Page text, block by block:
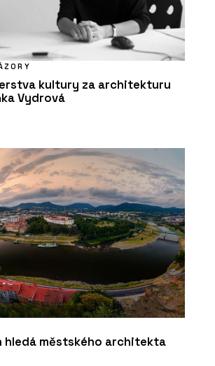
kultury za architekturu
Vydrová
hledá městského architekta